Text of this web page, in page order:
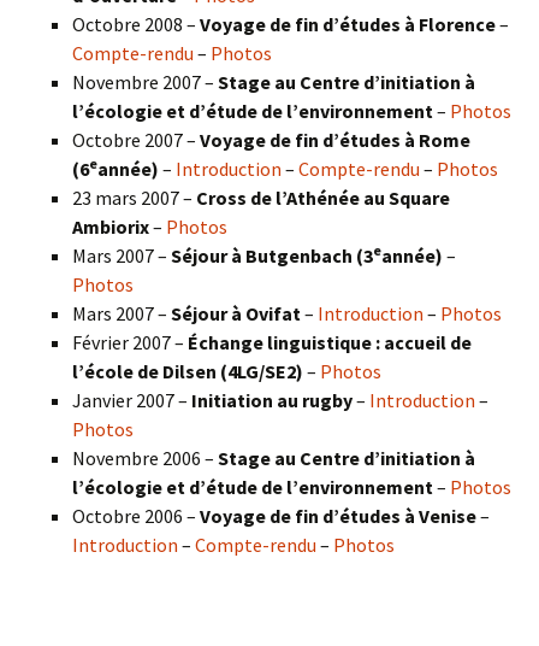
Octobre 2008 – Voyage de fin d’études à Florence–
Compte-rendu – Photos
Novembre 2007 – Stage au Centre d’initiation à
l’écologie et d’étude de l’environnement – Photos
Octobre 2007 – Voyage de fin d’études à Rome
(6eannée) – Introduction – Compte-rendu – Photos
23 mars 2007 – Cross de l’Athénée au Square
Ambiorix– Photos
Mars 2007 – Séjour à Butgenbach (3eannée) –
Photos
Mars 2007 – Séjour à Ovifat – Introduction – Photos
Février 2007 – Échange linguistique : accueil de
l’école de Dilsen (4LG/SE2) – Photos
Janvier 2007 – Initiation au rugby– Introduction –
Photos
Novembre 2006 – Stage au Centre d’initiation à
l’écologie et d’étude de l’environnement – Photos
Octobre 2006 – Voyage de fin d’études à Venise–
Introduction – Compte-rendu – Photos